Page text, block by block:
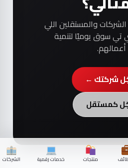
والمستقلين اللي
تي سوق يوميًا لتنمية
أعمالهم.
شركتك ←
كمستقل
منتجات خدمات رقمية الشركات